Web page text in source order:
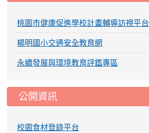
桃園市健康促進學校計畫輔導訪視平台
楊明國小交通安全教育網
永續發展與環境教育評鑑專區
公開資訊
校園食材登錄平台